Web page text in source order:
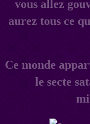
vous allez
aurez tous ce
Ce monde
le secte